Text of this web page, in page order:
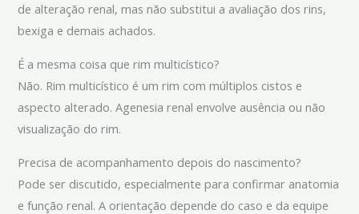
de alteração renal, mas não substitui a avaliação dos rins,
bexiga e demais achados.
É a mesma coisa que rim multicístico?
Não. Rim multicístico é um rim com múltiplos cistos e
aspecto alterado. Agenesia renal envolve ausência ou não
visualização do rim.
Precisa de acompanhamento depois do nascimento?
Pode ser discutido, especialmente para confirmar anatomia
e função renal. A orientação depende do caso e da equipe